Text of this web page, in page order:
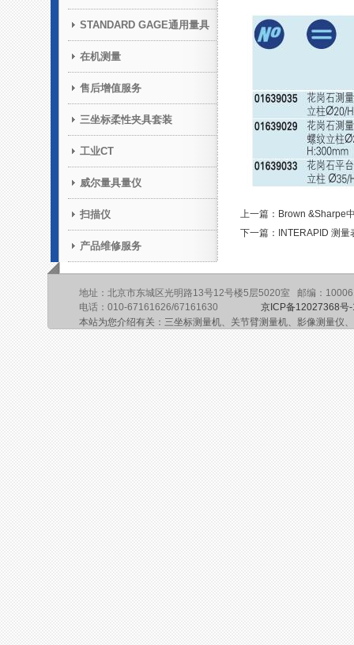
STANDARD GAGE通用量具
在机测量
售后增值服务
三坐标柔性夹具套装
工业CT
威尔量具量仪
扫描仪
产品维修服务
上一篇：Brown &Sharpe
下一篇：INTERAPID 测量
地址：北京市东城区光明路13号12号楼5层5020室 邮编：
电话：010-67161626/67161630 京ICP备12027368号
本站为您介绍有关：三坐标测量机、关节臂测量机、影像测量仪